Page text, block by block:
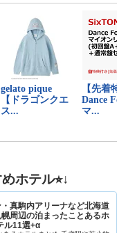
ホテル⭐︎↓
・真駒内アリーナなど北海道
周辺の泊まったことあるホ
ル11選+α